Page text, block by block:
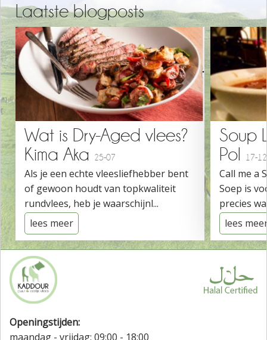
Laatste blogposts
Wat is Dry-Aged vlees?
Kima Aka
25-07
Als je een echte vleesliefhebber bent
of gewoon houdt van topkwaliteit
rundvlees, heb je waarschijnl...
lees meer
Soup
Pol
17-12
Call me a
Soep is
precies
lees
Openingstijden:
maandag - vrijdag: 09:00 - 18:00